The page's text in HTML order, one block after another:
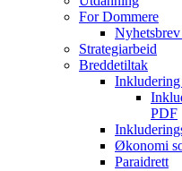
For Dommere
Strategiarbeid
Breddetiltak
PDF
Økonomi
Paraidrett